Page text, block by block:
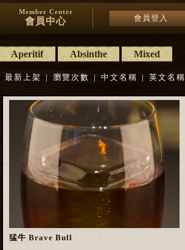
Member Center
會員中心 會員登入
Aperitif Absinthe Mixed
最新上架 | 瀏覽次數 | 中文名稱 | 英文名稱
猛牛 Brave Bull